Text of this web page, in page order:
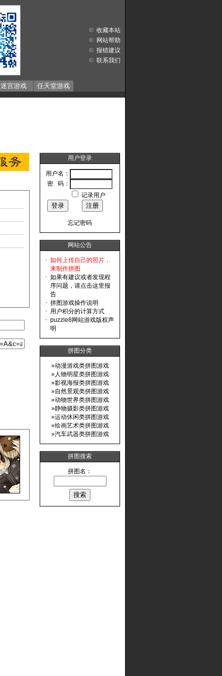
迷宫游戏 任天堂游戏
收藏本站
网站帮助
报错建议
联系我们
用户登录
用户名：
密 码：
记录用户
忘记密码
网站公告
· 如何上传自己的照片，
来制作拼图
· 如果有建议或者发现程
序问题，请点击这里报
告
· 拼图游戏操作说明
· 用户积分的计算方式
· puzzle8网站游戏版权声
明
拼图分类
»动漫游戏类拼图游戏
»人物明星类拼图游戏
»影视海报类拼图游戏
»自然景观类拼图游戏
»动物世界类拼图游戏
»静物摄影类拼图游戏
»运动休闲类拼图游戏
»绘画艺术类拼图游戏
»汽车武器类拼图游戏
拼图搜索
拼图名：